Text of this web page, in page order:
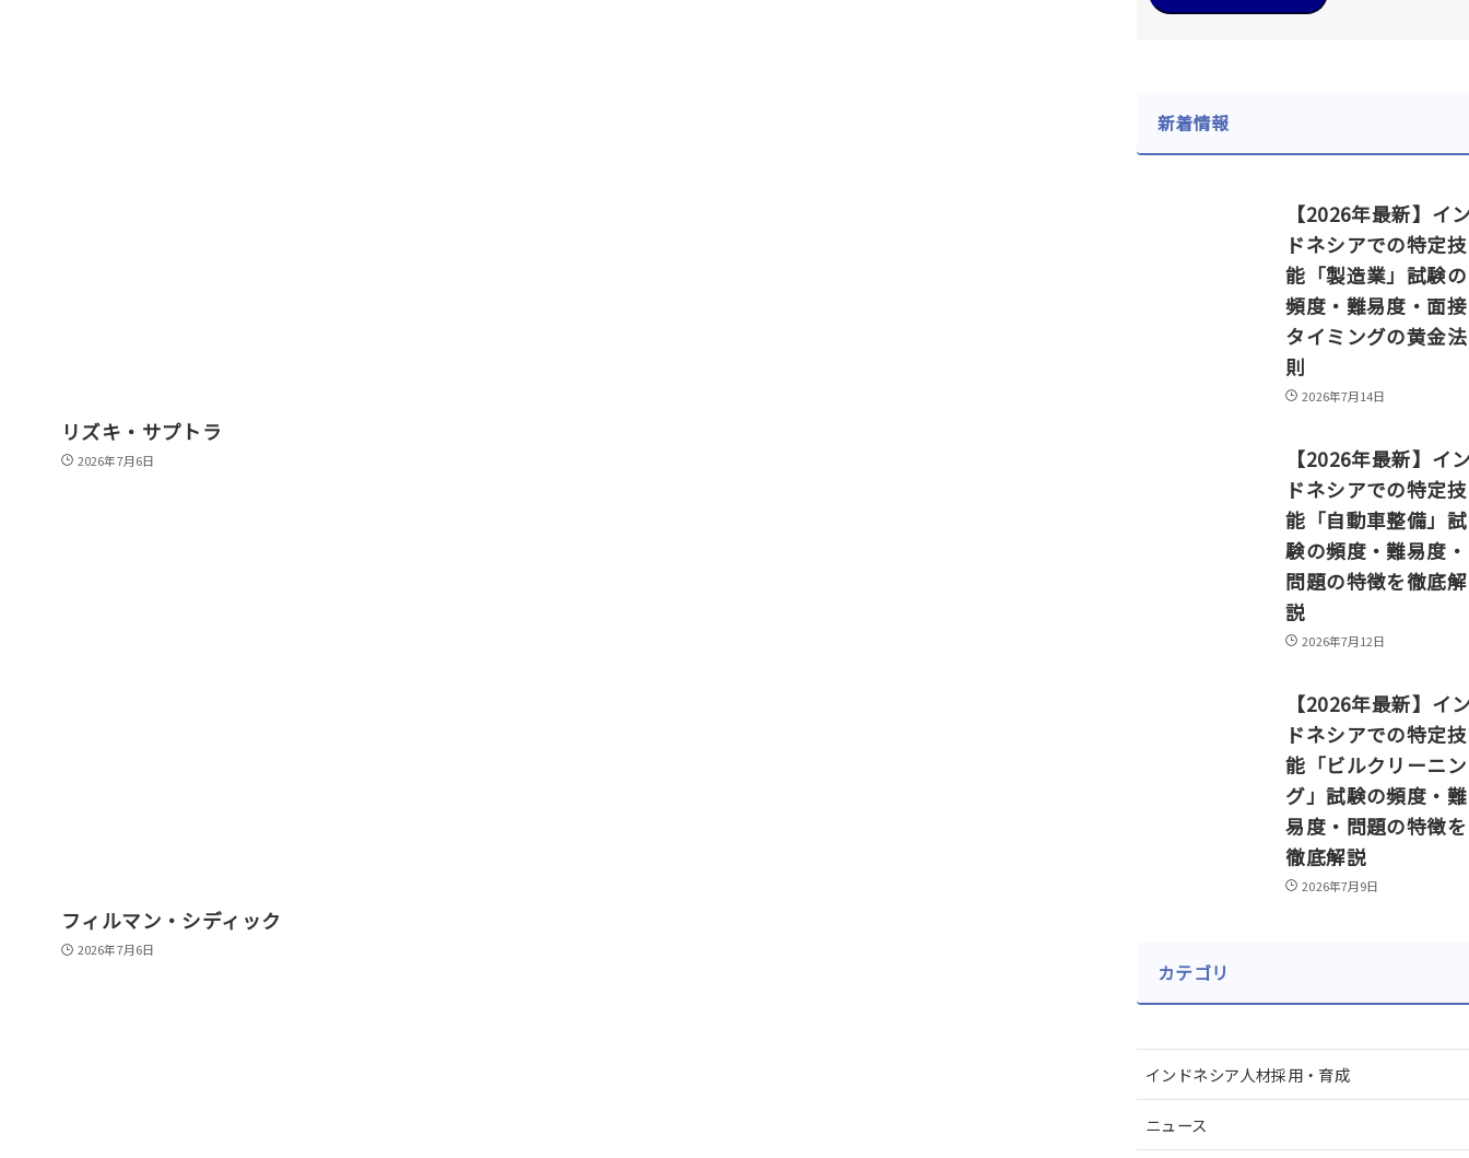
リズキ・サプトラ
2026年7月6日
フィルマン・シディック
2026年7月6日
新着情報
【2026年最新】イ
ドネシアでの特定技
能「製造業」試験の
頻度・難易度・面接
タイミングの黄金法
則
2026年7月14日
【2026年最新】イ
ドネシアでの特定技
能「自動車整備」試
験の頻度・難易度・
問題の特徴を徹底解
説
2026年7月12日
【2026年最新】イ
ドネシアでの特定技
能「ビルクリーニン
グ」試験の頻度・難
易度・問題の特徴を
徹底解説
2026年7月9日
カテゴリ
インドネシア人材採用・育成
ニュース